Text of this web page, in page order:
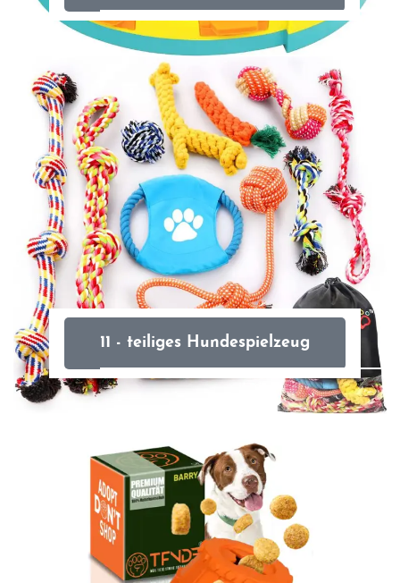
11 - teiliges Hundespielzeug